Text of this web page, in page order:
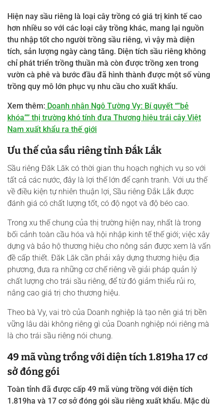
Hiện nay sầu riêng là loại cây trồng có giá trị kinh tế cao
hơn nhiều so với các loại cây trồng khác, mang lại nguồn
thu nhập tốt cho người trồng sầu riêng, vì vậy mà diện
tích, sản lượng ngày càng tăng. Diện tích sầu riêng không
chỉ phát triển trồng thuần mà còn được trồng xen trong
vườn cà phê và bước đầu đã hình thành được một số vùng
trồng quy mô lớn phục vụ nhu cầu cho xuất khẩu.
Xem thêm: Doanh nhân Ngô Tường Vy: Bí quyết “”bẻ
khóa”” thị trường khó tính đưa Thương hiệu trái cây Việt
Nam xuất khẩu ra thế giới
Ưu thế của sầu riêng tỉnh Đắk Lắk
Sầu riêng Đăk Lăk có thời gian thu hoạch nghịch vụ so với
tất cả các nước, đây là lợi thế lớn để cạnh tranh. Với ưu thế
về điều kiện tự nhiên thuận lợi, Sầu riêng Đắk Lắk được
đánh giá có chất lượng tốt, có độ ngọt và độ béo cao.
Trong xu thế chung của thị trường hiện nay, nhất là trong
bối cảnh toàn cầu hóa và hội nhập kinh tế thế giới; việc xây
dựng và bảo hộ thương hiệu cho nông sản được xem là vấn
đề cấp thiết. Đăk Lăk cần phải xây dựng thương hiệu địa
phương, đưa ra những cơ chế riêng về giải pháp quản lý
chất lượng cho trái sầu riêng, để từ đó giảm thiểu rủi ro,
nâng cao giá trị cho thương hiệu.
Theo bà Vy, vai trò của Doanh nghiệp là tạo nên giá trị bền
vững lâu dài không riêng gì của Doanh nghiệp nói riêng mà
là cho trái sầu riêng nói chung.
49 mã vùng trồng với diện tích 1.819ha 17 cơ
sở đóng gói
Toàn tỉnh đã được cấp 49 mã vùng trồng với diện tích
1.819ha và 17 cơ sở đóng gói sầu riêng xuất khẩu. Mặc dù